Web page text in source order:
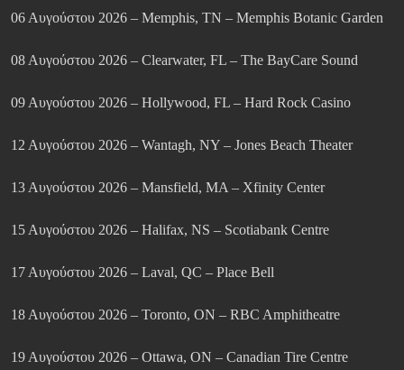
06 Αυγούστου 2026 – Memphis, TN – Memphis Botanic Garden
08 Αυγούστου 2026 – Clearwater, FL – The BayCare Sound
09 Αυγούστου 2026 – Hollywood, FL – Hard Rock Casino
12 Αυγούστου 2026 – Wantagh, NY – Jones Beach Theater
13 Αυγούστου 2026 – Mansfield, MA – Xfinity Center
15 Αυγούστου 2026 – Halifax, NS – Scotiabank Centre
17 Αυγούστου 2026 – Laval, QC – Place Bell
18 Αυγούστου 2026 – Toronto, ON – RBC Amphitheatre
19 Αυγούστου 2026 – Ottawa, ON – Canadian Tire Centre